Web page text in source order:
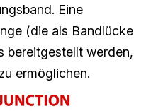
Eine
(die als Bandlücke
bereitgestellt werden,
ermöglichen.